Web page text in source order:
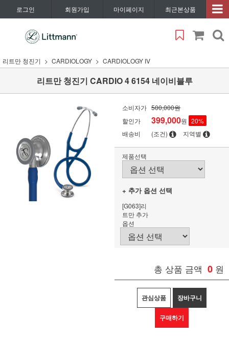
로그인 회원가입 마이페이지 최근본상품
리트만 청진기 CARDIOLOGY CARDIOLOGY IV
리트만 청진기 CARDIO 4 6154 네이비블루
소비자가 500,000원
할인가
399,000원 20%
배송비
(조건) 지역별
제품선택
+ 추가 옵션 선택
[G063]리
트만 추가
옵션
총 상품 금액 0 원
관심상품 장바구니
구매하기